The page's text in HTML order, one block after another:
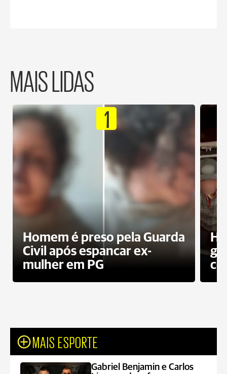
MAIS LIDAS
1
Homem é preso pela Guarda
Civil após espancar ex-
mulher em PG
MAIS ESPORTE
Gabriel Benjamin e Carlos